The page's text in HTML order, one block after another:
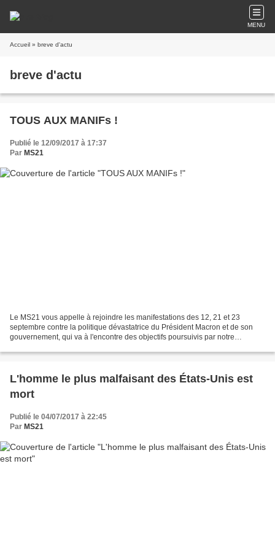
MENU
Accueil » breve d'actu
breve d'actu
TOUS AUX MANIFs !
Publié le 12/09/2017 à 17:37
Par MS21
Le MS21 vous appelle à rejoindre les manifestations des 12, 21 et 23
septembre contre la politique dévastatrice du Président Macron et de son
gouvernement, qui va à l'encontre des objectifs poursuivis par notre
L'homme le plus malfaisant des États-Unis est
mort
Publié le 04/07/2017 à 22:45
Par MS21